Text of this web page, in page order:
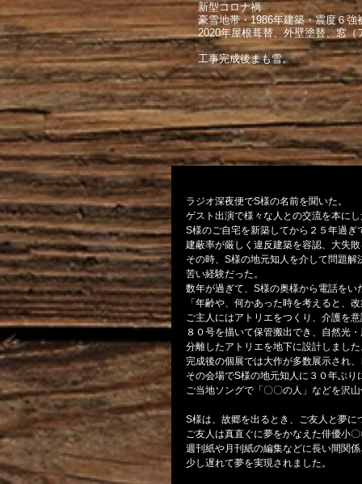
新型コロナ禍
豪雪地帯・1986年建築・震度６強
2020年屋根葺替、外壁塗替、窓
​工事完成後まも雪。
ラジオ深夜便でS様の名前を聞いた。
ゲスト出演で様々な人との交流を本に
S様のご自宅を新築してから２５年過ぎ
建蔽率が厳しく違反建築を容認、大失
その時、S様の地元知人を介して問題解
苦い経験だった。
数年が過ぎて、S様の奥様から電話をい
「年齢や、何かあった時を考えると、
ご主人にはアトリエをつくり、介護を
８０号を描いて保管搬出でき、自然光
分離したアトリエを地下に設計しまし
完成後の個展では大作が多数展示され
その会場でS様の地元知人に３０年ぶり
ご当地ソングで「〇〇の人」などを沢
S様は、故郷を出るとき、ご友人と夢に
ご友人は真直ぐに夢をかなえた俳優小
週刊紙や月刊紙の編集などに長い間関
少し遅れて夢を実現されました。